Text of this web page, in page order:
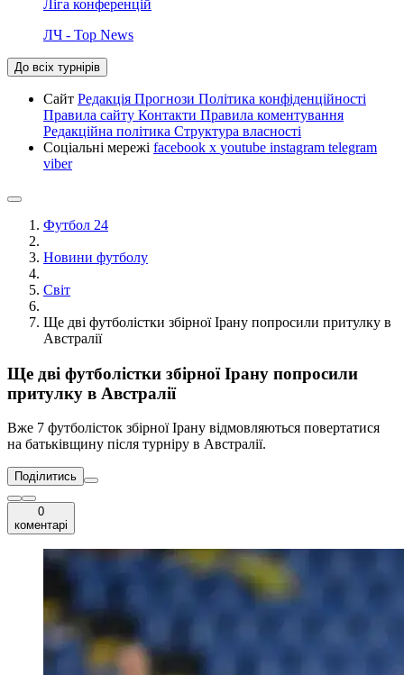
Ліга конференцій
ЛЧ - Top News
До всіх турнірів
Сайт Редакція Прогнози Політика конфіденційності
Правила сайту Контакти Правила коментування
Редакційна політика Структура власності
Соціальні мережі facebook x youtube instagram telegram
viber
Футбол 24
Новини футболу
Світ
Ще дві футболістки збірної Ірану попросили притулку в
Австралії
Ще дві футболістки збірної Ірану попросили
притулку в Австралії
Вже 7 футболісток збірної Ірану відмовляються повертатися
на батьківщину після турніру в Австралії.
Поділитись
0
коментарі